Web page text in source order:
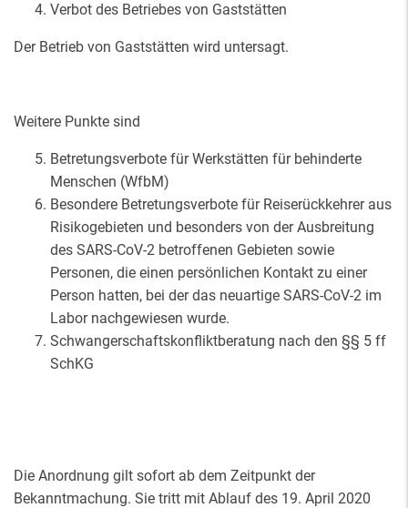
Verbot des Betriebes von Gaststätten
Der Betrieb von Gaststätten wird untersagt.
Weitere Punkte sind
Betretungsverbote für Werkstätten für behinderte
Menschen (WfbM)
Besondere Betretungsverbote für Reiserückkehrer aus
Risikogebieten und besonders von der Ausbreitung
des SARS-CoV-2 betroffenen Gebieten sowie
Personen, die einen persönlichen Kontakt zu einer
Person hatten, bei der das neuartige SARS-CoV-2 im
Labor nachgewiesen wurde.
Schwangerschaftskonfliktberatung nach den §§ 5 ff
SchKG
Die Anordnung gilt sofort ab dem Zeitpunkt der
Bekanntmachung. Sie tritt mit Ablauf des 19. April 2020